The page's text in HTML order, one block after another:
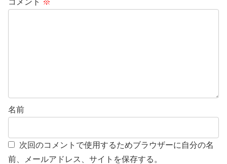
名前
次回のコメントで使用するためブラウザーに自分の名
前、メールアドレス、サイトを保存する。